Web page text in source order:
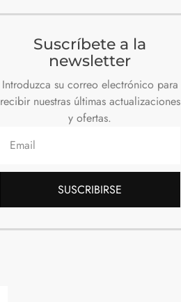
Suscríbete a la
newsletter
Introduzca su correo electrónico para
recibir nuestras últimas actualizaciones
y ofertas.
SUSCRIBIRSE